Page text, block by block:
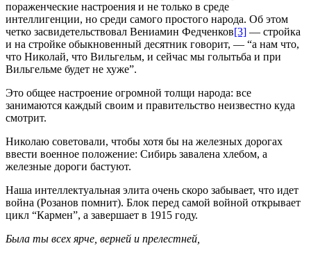
пораженческие настроения и не только в среде
интеллигенции, но среди самого простого народа. Об этом
четко засвидетельствовал Вениамин Федченков[3] — стройка
и на стройке обыкновенный десятник говорит, — “а нам что,
что Николай, что Вильгельм, и сейчас мы голытьба и при
Вильгельме будет не хуже”.
Это общее настроение огромной толщи народа: все
занимаются каждый своим и правительство неизвестно куда
смотрит.
Николаю советовали, чтобы хотя бы на железных дорогах
ввести военное положение: Сибирь завалена хлебом, а
железные дороги бастуют.
Наша интеллектуальная элита очень скоро забывает, что идет
война (Розанов помнит). Блок перед самой войной открывает
цикл “Кармен”, а завершает в 1915 году.
Была ты всех ярче, верней и прелестней,